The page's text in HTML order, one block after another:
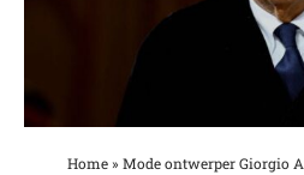
Home» Mode ontwerper Giorgio